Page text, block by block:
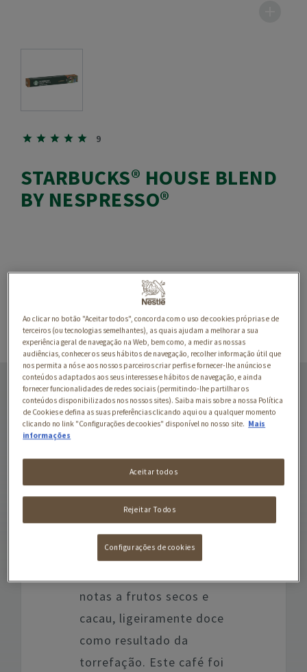
9
STARBUCKS® HOUSE BLEND
BY NESPRESSO®
STARBUCKS® HOUSE
BLEND BY
NESPRESSO®
Um blend de grãos da
América Latina torrados,
que lhe conferem uma
cor castanha escura e um
aspeto brilhante.
notas a frutos secos e
cacau, ligeiramente doce
como resultado da
torrefação. Este café foi
Ao clicar no botão "Aceitar todos", concorda com o uso de cookies próprias e de
terceiros (ou tecnologias semelhantes), as quais ajudam a melhorar a sua
experiência geral de navegação na Web, bem como, a medir as nossas
audiências, conhecer os seus hábitos de navegação, recolher informação útil que
nos permita a nós e aos nossos parceiros criar perfis e fornecer-lhe anúncios e
conteúdos adaptados aos seus interesses e hábitos de navegação, e ainda
fornecer funcionalidades de redes sociais (permitindo-lhe partilhar os
conteúdos disponibilizados nos nossos sites). Saiba mais sobre a nossa Política
de Cookies e defina as suas preferências clicando aqui ou a qualquer momento
clicando no link "Configurações de cookies" disponível no nosso site. Mais
informações
Rejeitar Todos
Aceitar todos
Configurações de cookies